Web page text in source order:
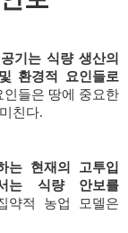
기는 식량 생산의
환경적 요인들로
인들은 땅에 중요한
친다.
는 현재의 고투입
는 식량 안보를
약적 농업 모델은